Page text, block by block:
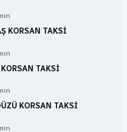
KORSAN TAKSI
TAKSI
KORSAN TAKSI